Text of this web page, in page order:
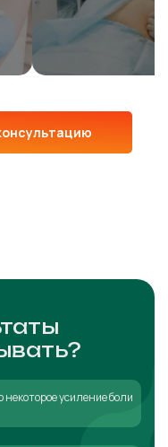
усиление боли